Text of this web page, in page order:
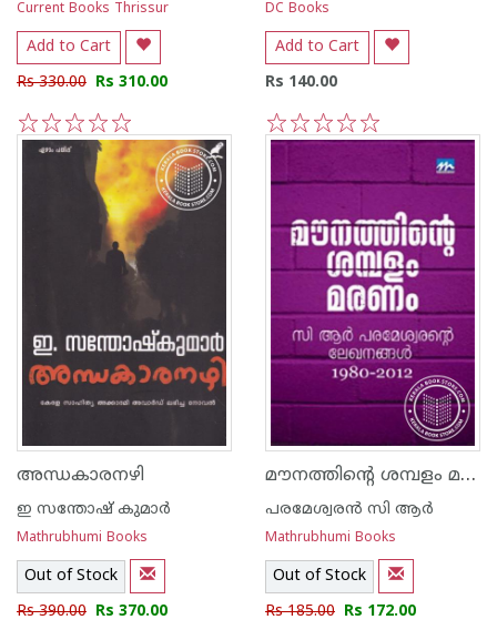
Current Books Thrissur
Add to Cart
Rs 330.00 Rs 310.00
5
4
3
2
1
DC Books
Add to Cart
Rs 140.00
5
4
3
2
1
അന്ധകാരനഴി
ഇ സന്തോഷ് കുമാര്‍
Mathrubhumi Books
Out of Stock
Rs 390.00 Rs 370.00
മൗനത്തിന്റെ ശമ്പളം മരണം
പരമേശ്വരന്‍ സി ആര്‍
Mathrubhumi Books
Out of Stock
Rs 185.00 Rs 172.00